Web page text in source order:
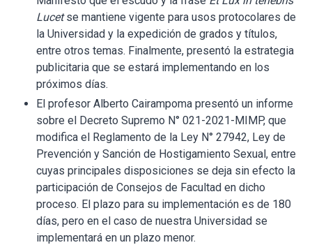
Lucetse mantiene vigente para usos protocolares de
la Universidad y la expedición de grados y títulos,
entre otros temas. Finalmente, presentó la estrategia
publicitaria que se estará implementando en los
próximos días.
El profesor Alberto Cairampoma presentó un informe
sobre el Decreto Supremo N° 021-2021-MIMP, que
modifica el Reglamento de la Ley N° 27942, Ley de
Prevención y Sanción de Hostigamiento Sexual, entre
cuyas principales disposiciones se deja sin efecto la
participación de Consejos de Facultad en dicho
proceso. El plazo para su implementación es de 180
días, pero en el caso de nuestra Universidad se
implementará en un plazo menor.